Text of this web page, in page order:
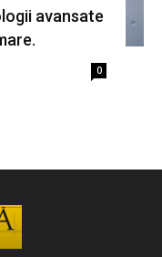
avansate
0